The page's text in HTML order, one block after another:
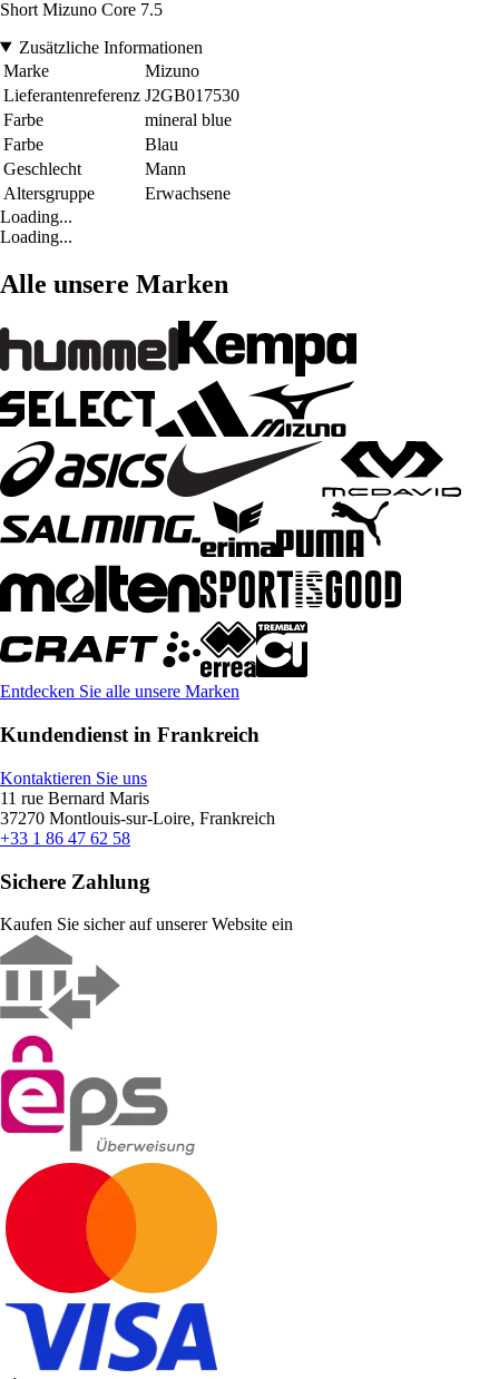
Short Mizuno Core 7.5
Zusätzliche Informationen
Marke
Mizuno
Lieferantenreferenz J2GB017530
Farbe
mineral blue
Farbe
Blau
Geschlecht
Mann
Altersgruppe
Erwachsene
Loading...
Loading...
Alle unsere Marken
Entdecken Sie alle unsere Marken
Kundendienst in Frankreich
Kontaktieren Sie uns
11 rue Bernard Maris
37270 Montlouis-sur-Loire, Frankreich
+33 1 86 47 62 58
Sichere Zahlung
Kaufen Sie sicher auf unserer Website ein